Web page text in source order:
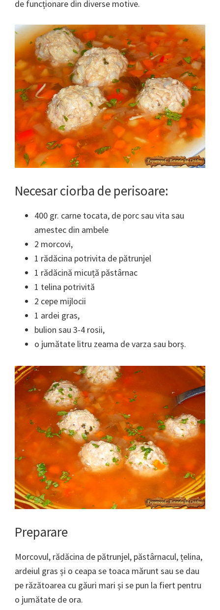
de funcționare din diverse motive.
Necesar ciorba de perisoare:
400 gr. carne tocata, de porc sau vita sau
amestec din ambele
2 morcovi,
1 rădăcina potrivita de pătrunjel
1 rădăcină micuță păstârnac
1 telina potrivită
2 cepe mijlocii
1 ardei gras,
bulion sau 3-4 rosii,
o jumătate litru zeama de varza sau borș.
Preparare
Morcovul, rădăcina de pătrunjel, păstârnacul, țelina,
ardeiul gras și o ceapa se toaca mărunt sau se dau
pe răzătoarea cu găuri mari și se pun la fiert pentru
o jumătate de ora.